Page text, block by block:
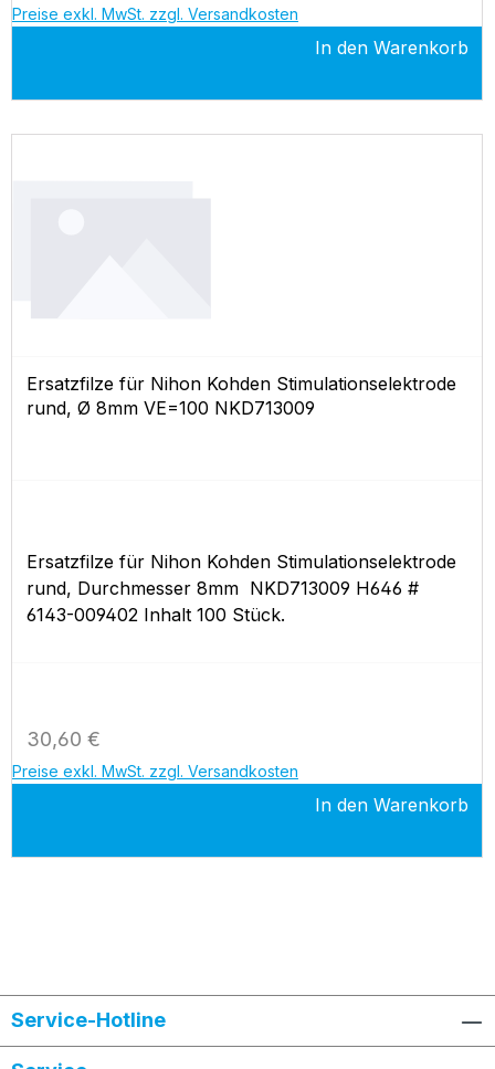
Preise exkl. MwSt. zzgl. Versandkosten
In den Warenkorb
Ersatzfilze für Nihon Kohden Stimulationselektrode
rund, Ø 8mm VE=100 NKD713009
Ersatzfilze für Nihon Kohden Stimulationselektrode
rund, Durchmesser 8mm NKD713009 H646 #
6143-009402 Inhalt 100 Stück.
Regulärer Preis:
30,60 €
Preise exkl. MwSt. zzgl. Versandkosten
In den Warenkorb
Service-Hotline